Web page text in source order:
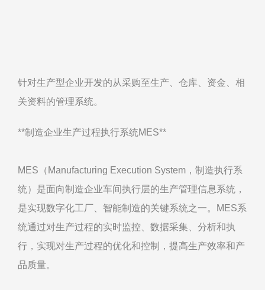
针对生产型企业开发的从采购至生产、仓库、资金、相
关资料的管理系统。
**制造企业生产过程执行系统MES**
MES（Manufacturing Execution System，制造执行系
统）是面向制造企业车间执行层的生产管理信息系统，
是实现数字化工厂、智能制造的关键系统之一。MES系
统通过对生产过程的实时监控、数据采集、分析和执
行，实现对生产过程的优化和控制，提高生产效率和产
品质量。